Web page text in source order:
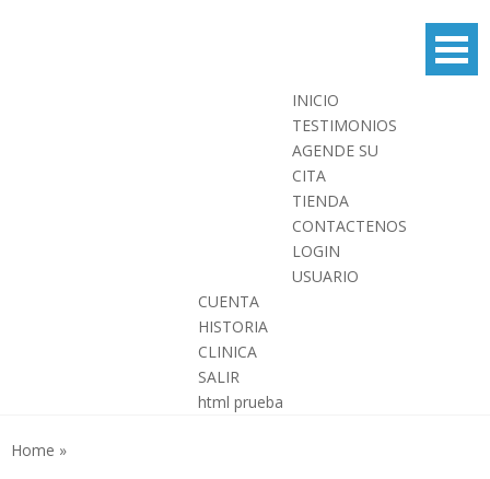
INICIO
TESTIMONIOS
AGENDE SU
CITA
TIENDA
CONTACTENOS
LOGIN
USUARIO
CUENTA
HISTORIA
CLINICA
SALIR
html prueba
Home »